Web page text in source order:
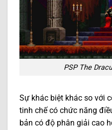
PSP The
Sự khác biệt khác so với
tinh chế có chức năng
bản có độ phân giải cao